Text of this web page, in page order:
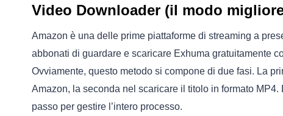
Video Downloader (il modo
Amazon è una delle prime piattaforme di streaming a
abbonati di guardare e scaricare Exhuma gratuitamente
Ovviamente, questo metodo si compone di due fasi. La
Amazon, la seconda nel scaricare il titolo in formato
passo per gestire l’intero processo.